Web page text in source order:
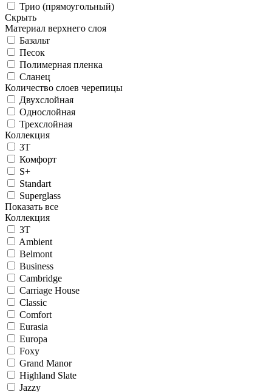
Трио (прямоугольный)
Скрыть
Материал верхнего слоя
Базальт
Песок
Полимерная пленка
Сланец
Количество слоев черепицы
Двухслойная
Однослойная
Трехслойная
Коллекция
3T
Комфорт
S+
Standart
Superglass
Показать все
Коллекция
3T
Ambient
Belmont
Business
Cambridge
Carriage House
Classic
Comfort
Eurasia
Europa
Foxy
Grand Manor
Highland Slate
Jazzy